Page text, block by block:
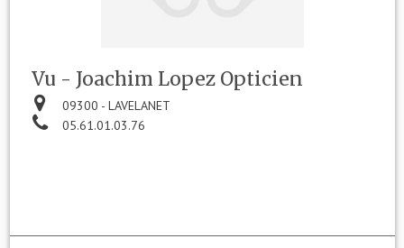
Vu - Joachim Lopez Opticien
09300 - LAVELANET
05.61.01.03.76